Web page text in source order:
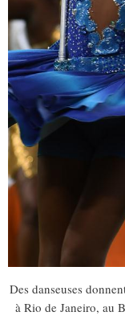
Des danseuses
à Rio de Janeiro, au